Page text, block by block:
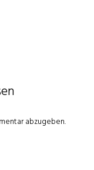
abzugeben.